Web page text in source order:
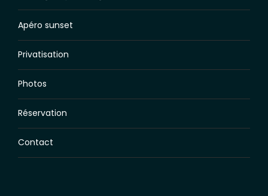
Apéro sunset
Privatisation
Photos
Réservation
Contact